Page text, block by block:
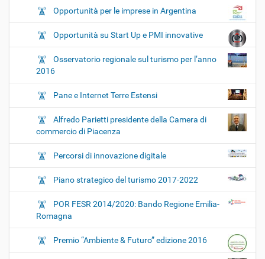
Opportunità per le imprese in Argentina
Opportunità su Start Up e PMI innovative
Osservatorio regionale sul turismo per l’anno
2016
Pane e Internet Terre Estensi
Alfredo Parietti presidente della Camera di
commercio di Piacenza
Percorsi di innovazione digitale
Piano strategico del turismo 2017-2022
POR FESR 2014/2020: Bando Regione Emilia-
Romagna
Premio “Ambiente & Futuro” edizione 2016